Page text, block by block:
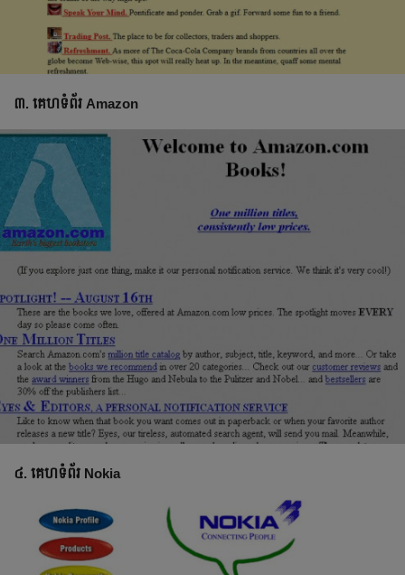
៣. គេហទំព័រ Amazon
៤. គេហទំព័រ Nokia